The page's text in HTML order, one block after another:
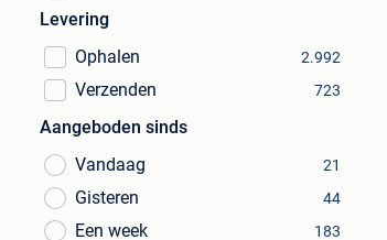
Levering
Ophalen
2.992
Verzenden 723
Aangeboden sinds
Vandaag
21
Gisteren 44
Een week 183